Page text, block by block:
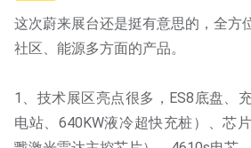
这次蔚来展台还是挺有意思的，全方
社区、能源多方面的产品。
1、技术展区亮点很多，ES8底盘、
电站、640KW液冷超快充桩）、芯